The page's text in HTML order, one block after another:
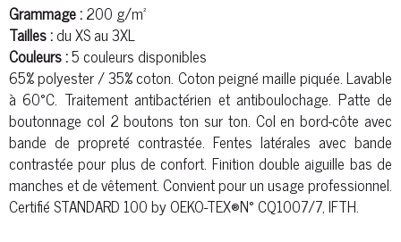
Grammage :200 g/m²
Tailles :du XS au 3XL
Couleurs :5 couleurs disponibles
65%polyester/ 35% coton. Coton peignémaillepiquée. Lavable
à 60°C. Traitement antibactérien et antiboulochage. Patte de
boutonnage col 2 boutons ton sur ton. Col en bord-côte avec
bande de propreté contrastée. Fentes latérales avec bande
contrastée pour plus de confort. Finition double aiguille bas de
manches et de vêtement. Convient pour un usage professionnel.
Certifié STANDARD 100 by OEKO-TEX®N° CQ1007/7, IFTH.